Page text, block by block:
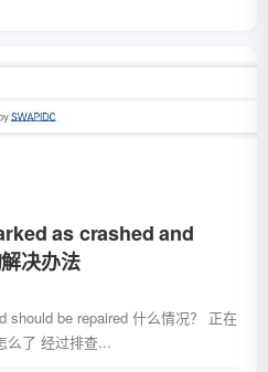
as crashed and
决办法
should be repaired 什么情况？ 正在
么了 经过排查...